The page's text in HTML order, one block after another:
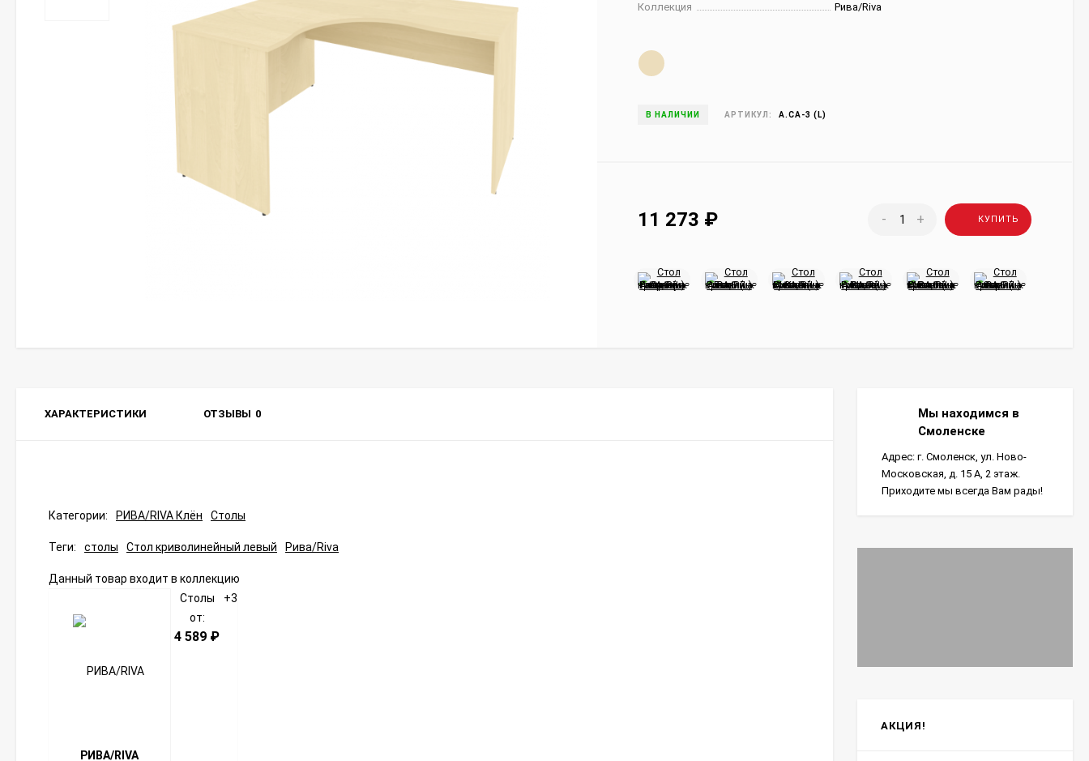
Коллекция
Рива/Riva
В НАЛИЧИИ АРТИКУЛ: А.СА-3 (L)
11 273 ₽ - + КУПИТЬ
ХАРАКТЕРИСТИКИ ОТЗЫВЫ 0
Категории: РИВА/RIVA Клён Столы
Теги: столы Стол криволинейный левый Рива/Riva
Данный товар входит в коллекцию
РИВА/RIVA
Столы
от:
4 589 ₽
+3
Мы находимся в
Смоленске
Адрес: г. Смоленск, ул. Ново-
Московская, д. 15 А, 2 этаж.
Приходите мы всегда Вам рады!
АКЦИЯ!